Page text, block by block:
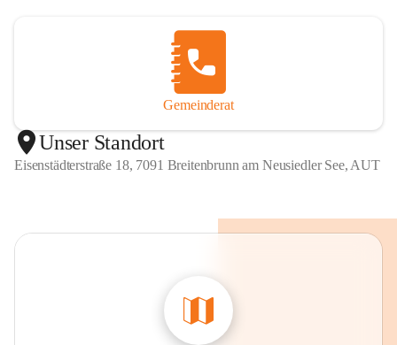
Gemeinderat
Unser Standort
Eisenstädterstraße 18, 7091 Breitenbrunn am Neusiedler See, AUT